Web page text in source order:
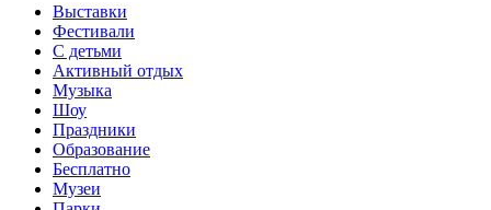
Выставки
Фестивали
С детьми
Активный отдых
Музыка
Шоу
Праздники
Образование
Бесплатно
Музеи